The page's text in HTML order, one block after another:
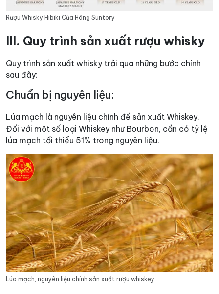
Rượu Whisky Hibiki Của Hãng Suntory
III. Quy trình sản xuất rượu whisky
Quy trình sản xuất whisky trải qua những bước chính
sau đây:
Chuẩn bị nguyên liệu:
Lúa mạch là nguyên liệu chính để sản xuất Whiskey.
Đối với một số loại Whiskey như Bourbon, cần có tỷ lệ
lúa mạch tối thiểu 51% trong nguyên liệu.
Lúa mạch, nguyên liệu chính sản xuất rượu whiskey